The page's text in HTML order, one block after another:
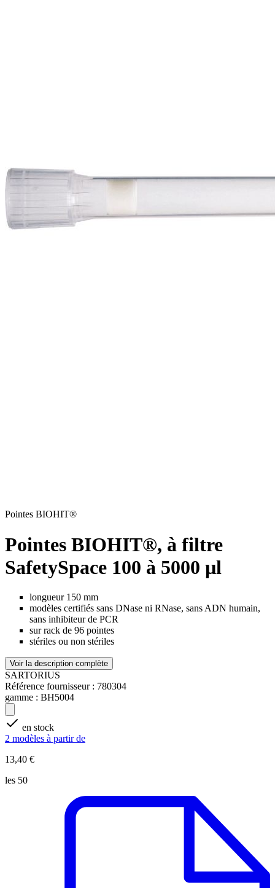
Pointes BIOHIT®
Pointes BIOHIT®, à filtre
SafetySpace 100 à 5000 µl
longueur 150 mm
modèles certifiés sans DNase ni RNase, sans ADN humain,
sans inhibiteur de PCR
sur rack de 96 pointes
stériles ou non stériles
Voir la description complète
SARTORIUS
Référence fournisseur : 780304
gamme : BH5004
en stock
2 modèles à partir de
13,40 €
les 50